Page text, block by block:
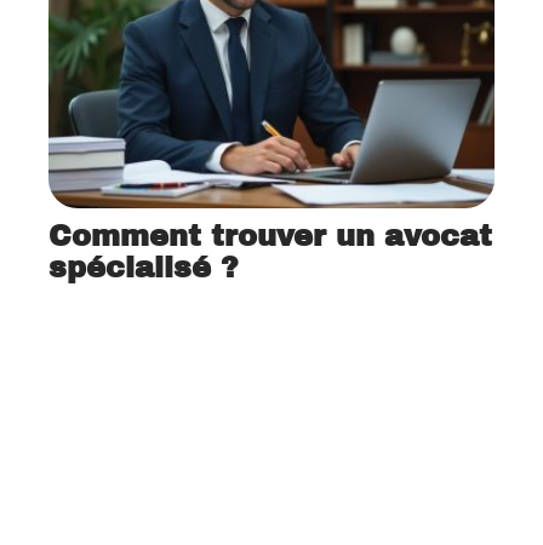
Comment trouver un avocat
spécialisé ?